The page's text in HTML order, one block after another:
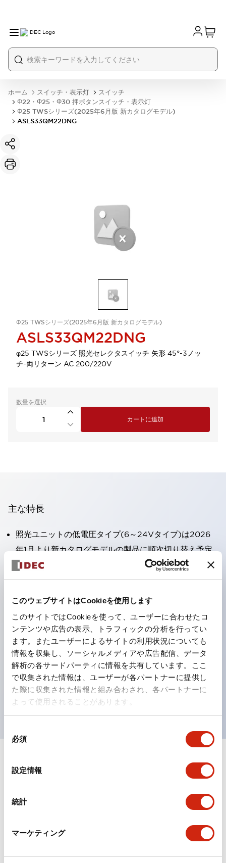
このウェブサイトはCookieを使用します
このサイトではCookieを使って、ユーザーに合わせたコ
ンテンツや広告の表示、トラフィックの分析を行ってい
ます。またユーザーによるサイトの利用状況についても
情報を収集し、ソーシャルメディアや広告配信、データ
解析の各サードパーティに情報を共有しています。ここ
で収集された情報は、ユーザーが各パートナーに提供し
た際に収集された情報と組み合わされ、各パートナーに
よって使用されることがあります。
必須
設定情報
統計
マーケティング
ホーム スイッチ・表示灯
スイッチ
Φ22・Φ25・Φ30 押ボタンスイッチ・表示灯
Φ25 TWSシリーズ(2025年6月版 新カタログモデル)
ASLS33QM22DNG
Φ25 TWSシリーズ(2025年6月版 新カタログモデル)
ASLS33QM22DNG
φ25 TWSシリーズ 照光セレクタスイッチ 矢形 45°-3ノッ
チ-両リターン AC 200/220V
数量を選択
カートに追加
主な特長
照光ユニットの低電圧タイプ(6～24Vタイプ)は2026
年1月より新カタログモデルの製品に順次切り替え予定
高電圧タイプのLED球が搭載可能になり、ダイレクト
タイプの定格使用電圧が最大240Vまで対応可能になり
ました。
プを除く）
丸形圧着端子の配線工数を大幅に削減。
ひとつで6色の役をこなすLED球（LSRD球）。これま
で色ごとに分かれていたLED球を、1色のLED球で各色
を表現できるようにしました。
UL、CSA、TÜV、CCC認証品。（一部機種は除く）
ドキュメントとファイル
カタログ
版）（日本語）